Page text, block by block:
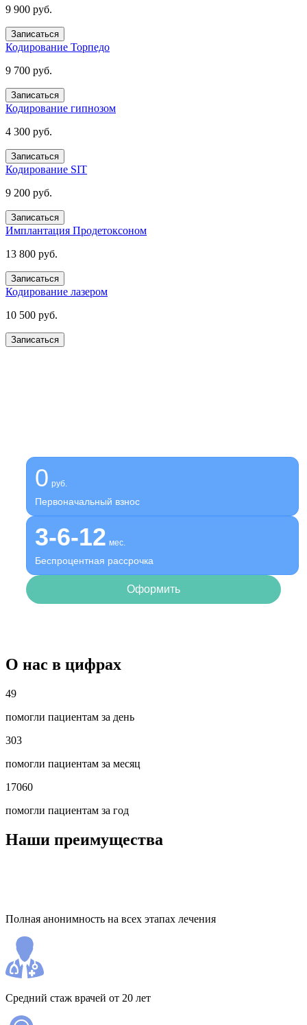
9 900 руб.
Записаться
Кодирование Торпедо
9 700 руб.
Записаться
Кодирование гипнозом
4 300 руб.
Записаться
Кодирование SIT
9 200 руб.
Записаться
Имплантация Продетоксоном
13 800 руб.
Записаться
Кодирование лазером
10 500 руб.
Записаться
0 руб.
Первоначальный взнос
3-6-12 мес.
Беспроцентная рассрочка
Оформить
О нас в цифрах
49
помогли пациентам за день
303
помогли пациентам за месяц
17060
помогли пациентам за год
Наши преимущества
Полная анонимность на всех этапах лечения
Средний стаж врачей от 20 лет